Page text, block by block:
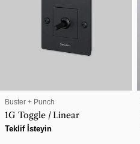
SATICI:
Buster + Punch
1G Toggle / Linear
Normal
Teklif İsteyin